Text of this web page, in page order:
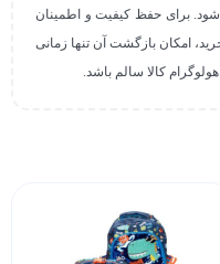
برای حفظ کیفیت و اطمینان
امکان بازگشت آن تنها زمانی
کالا سالم باشد.